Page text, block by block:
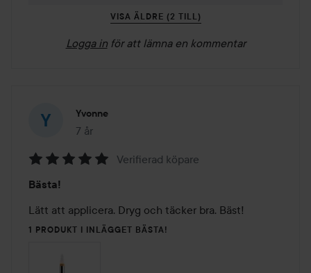
VISA ÄLDRE (2 TILL)
Logga in för att lämna en kommentar
Yvonne
7 år
Inlägget skapades 7 år
5
av
5
Verifierad köpare
Bästa!
Lätt att applicera. Dryg och täcker bra. Bäst!
1 PRODUKT I INLÄGGET BÄSTA!